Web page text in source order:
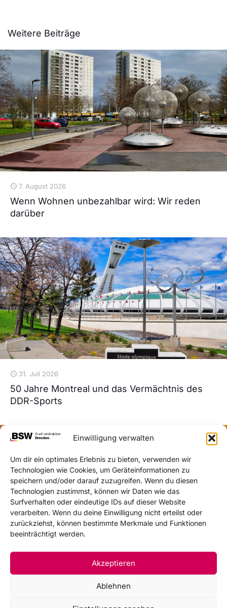
Einwilligung verwalten
Um dir ein optimales Erlebnis zu bieten, verwenden wir
Technologien wie Cookies, um Geräteinformationen zu
speichern und/oder darauf zuzugreifen. Wenn du diesen
Technologien zustimmst, können wir Daten wie das
Surfverhalten oder eindeutige IDs auf dieser Website
verarbeiten. Wenn du deine Einwilligung nicht erteilst oder
zurückziehst, können bestimmte Merkmale und Funktionen
beeinträchtigt werden.
Akzeptieren
Ablehnen
Weitere Beiträge
7. August 2026
Wenn Wohnen unbezahlbar wird: Wir reden
darüber
31. Juli 2026
50 Jahre Montreal und das Vermächtnis des
DDR-Sports
Kleingärten in Dresden: Es könnte alles so